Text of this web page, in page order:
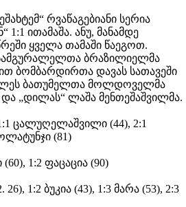
რვაწაგებიანი სერია
ითამაშა. ანუ, მანამდე
ყველა თამაში წაეგოთ.
ბრაზილიელმა
ბომბარდირთა დავას სათავეში
ბათუმელთა მოლდოველმა
„დილას“ ლაშა მენთეშაშვილმა.
ცალუღელაშვილი (44), 2:1
(81)
(60), 1:2 ფაცაცია (90)
1:2 ბუკია (43), 1:3 მარა (53), 2:3